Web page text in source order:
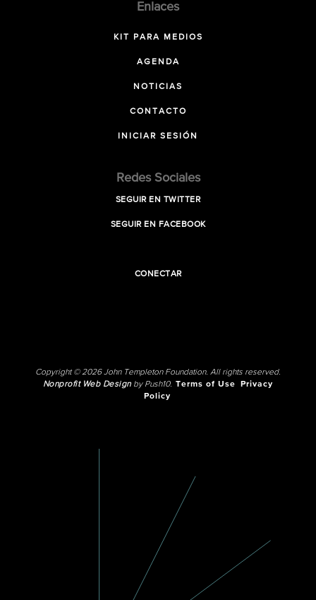
Enlaces
KIT PARA MEDIOS
AGENDA
NOTICIAS
CONTACTO
INICIAR SESIÓN
Redes Sociales
SEGUIR EN TWITTER
SEGUIR EN FACEBOOK
CONECTAR
Copyright © 2026 John Templeton Foundation. All rights reserved.
Nonprofit Web Designby Push10. Terms of Use
Privacy
Policy